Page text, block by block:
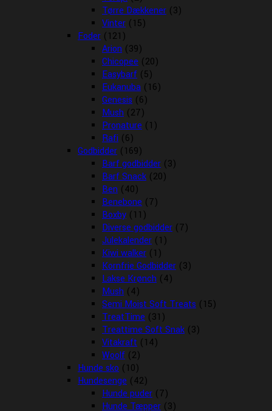
Tørre Dækkener (3)
Vinter (15)
Foder (121)
Arion (39)
Chicopee (20)
Easybarf (5)
Eukanuba (16)
Genesis (6)
Mush (27)
Pronature (1)
Rafi (6)
Godbidder (169)
Barf godbidder (3)
Barf Snack (20)
Ben (40)
Benebone (7)
Boxby (11)
Diverse godbidder (7)
Julekalender (1)
Kiwi walker (1)
Kornfrie Godbidder (3)
Lakse Krønch (4)
Mush (4)
Semi Moist Soft Treats (15)
TreatTime (31)
Treattime Soft Snak (3)
Vitakraft (14)
Woolf (2)
Hunde sko (10)
Hundesenge (42)
Hunde puder (7)
Hunde Tæpper (3)